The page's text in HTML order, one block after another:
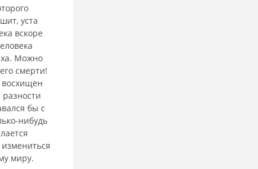
уста
вскоре
Можно
смерти!
восхищен
бы с
нибудь
миру.